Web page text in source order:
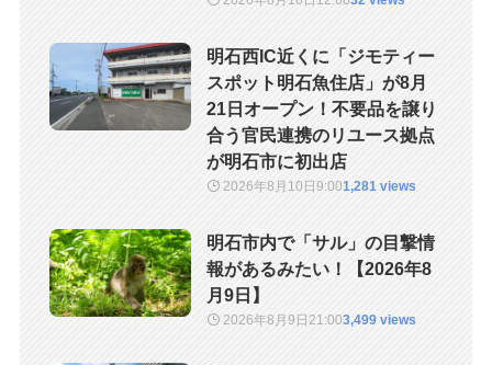
明石西IC近くに「ジモティー
スポット明石魚住店」が8月
21日オープン！不要品を譲り
合う官民連携のリユース拠点
が明石市に初出店
2026年8月10日9:001,281 views
明石市内で「サル」の目撃情
報があるみたい！【2026年8
月9日】
2026年8月9日21:003,499 views